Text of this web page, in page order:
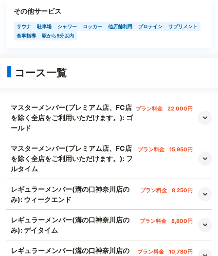
その他サービス
サウナ 駐車場 シャワー ロッカー 他店舗利用 プロテイン
サプリメント
食事指導
駅から5分以内
コース一覧
マスターメンバー(プレミアム店、FC店
を除く全店をご利用いただけます。): ゴ
ールド
プラン料金 22,000円
マスターメンバー(プレミアム店、FC店
を除く全店をご利用いただけます。): フ
ルタイム
プラン料金 15,950円
レギュラーメンバー(溝の口神奈川店の
み): ウィークエンド
プラン料金 8,250円
レギュラーメンバー(溝の口神奈川店の
み): デイタイム
プラン料金 8,800円
レギュラーメンバー(溝の口神奈川店の
プラン料金 10,780円